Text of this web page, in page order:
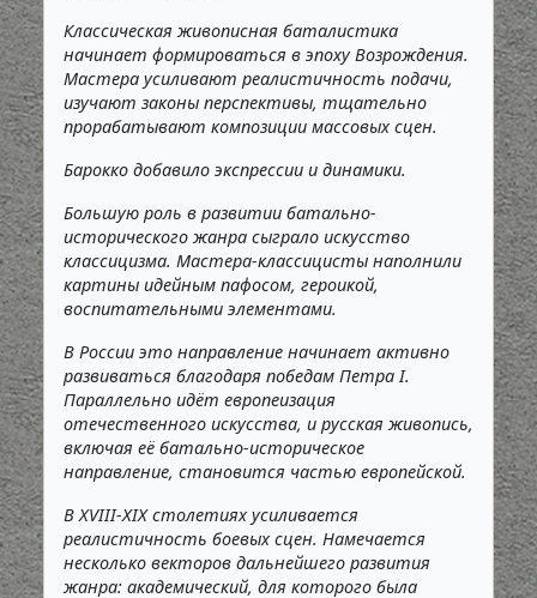
Классическая живописная баталистика
начинает формироваться в эпоху Возрождения.
Мастера усиливают реалистичность подачи,
изучают законы перспективы, тщательно
прорабатывают композиции массовых сцен.
Барокко добавило экспрессии и динамики.
Большую роль в развитии батально-
исторического жанра сыграло искусство
классицизма. Мастера-классицисты наполнили
картины идейным пафосом, героикой,
воспитательными элементами.
В России это направление начинает активно
развиваться благодаря победам Петра I.
Параллельно идёт европеизация
отечественного искусства, и русская живопись,
включая её батально-историческое
направление, становится частью европейской.
В XVIII-XIX столетиях усиливается
реалистичность боевых сцен. Намечается
несколько векторов дальнейшего развития
жанра: академический, для которого была